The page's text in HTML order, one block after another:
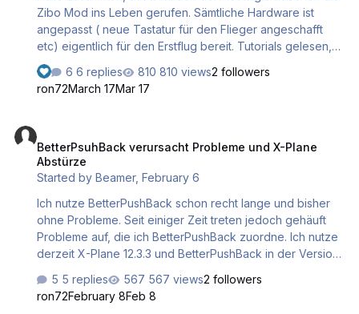
Zibo Mod ins Leben gerufen. Sämtliche Hardware ist
angepasst ( neue Tastatur für den Flieger angeschafft
etc) eigentlich für den Erstflug bereit. Tutorials gelesen,
Airpirat Video analysiert und C&D Ablauf geschrieben.
Open SAM sowie Better Pushback als Plugin installiert.
Soweit so gut. Weiß zwar nicht, was mich scheut, den
back in die Suppe spuckt, wenn ich meine Propeller
Flugzeuge lade. Während XP noch im Hintergrund dabei
ist, die Welt vo…
6 replies 810 views2 followers
ron72March 17Mar 17
BetterPsuhBack verursacht Probleme und X-Plane
Abstürze
Started byBeamer,February 6
Ich nutze BetterPushBack schon recht lange und bisher
ohne Probleme. Seit einiger Zeit treten jedoch gehäuft
Probleme auf, die ich BetterPushBack zuordne. Ich nutze
derzeit X-Plane 12.3.3 und BetterPushBack in der Version
Fluges abstürzte. Aus der LOG.txt ergaben sich Hinweise
auf Probleme mit BetterPushBack. Die Programmabstürze
5 replies 567 views2 followers
ron72February 8Feb 8